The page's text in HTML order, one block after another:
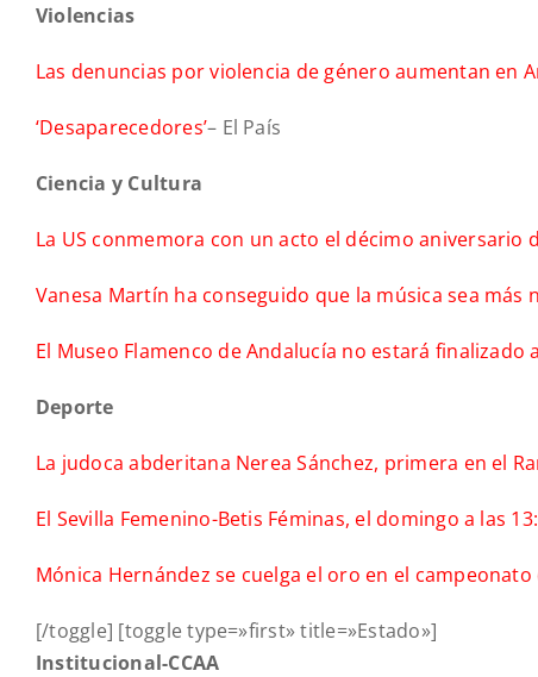
Violencias
Las denuncias por violencia de género aumentan en
‘Desaparecedores’– El País
Ciencia y Cultura
La US conmemora con un acto el décimo aniversario
Vanesa Martín ha conseguido que la música sea más
El Museo Flamenco de Andalucía no estará finalizado
Deporte
La judoca abderitana Nerea Sánchez, primera en el
El Sevilla Femenino-Betis Féminas, el domingo a las
Mónica Hernández se cuelga el oro en el
[/toggle] [toggle type=»first» title=»Estado»]
Institucional-CCAA